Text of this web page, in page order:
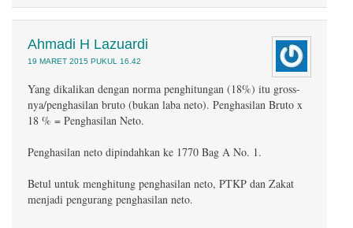
Ahmadi H Lazuardi
19 MARET 2015 PUKUL 16.42
Yang dikalikan dengan norma penghitungan (18%) itu gross-
nya/penghasilan bruto (bukan laba neto). Penghasilan Bruto x
18 % = Penghasilan Neto.
Penghasilan neto dipindahkan ke 1770 Bag A No. 1.
Betul untuk menghitung penghasilan neto, PTKP dan Zakat
menjadi pengurang penghasilan neto.